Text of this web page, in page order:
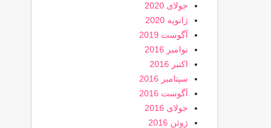
جولای 2020
ژانویه 2020
آگوست 2019
نوامبر 2016
اکتبر 2016
سپتامبر 2016
آگوست 2016
جولای 2016
ژوئن 2016